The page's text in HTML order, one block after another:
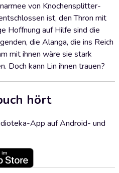
von Knochensplitter-
ist, den Thron mit
Hoffnung auf Hilfe sind die
die Alanga, die ins Reich
mit ihnen wäre sie stark
Doch kann Lin ihnen trauen?
hört
App auf Android- und